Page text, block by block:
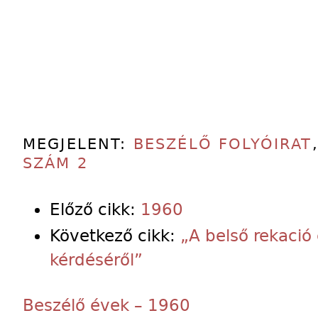
MEGJELENT: BESZÉLŐ FOLYÓIRAT
SZÁM 2
Előző cikk: 1960
Következő cikk: „A belső
kérdéséről”
Beszélő évek – 1960